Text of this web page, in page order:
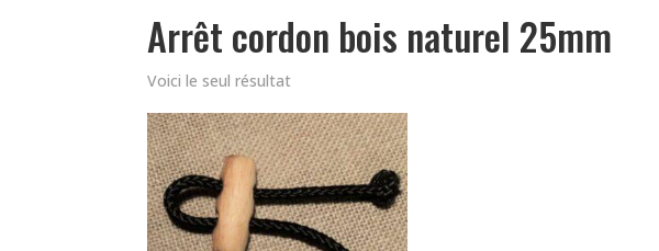
Arrêt cordon bois naturel 25mm
Voici le seul résultat